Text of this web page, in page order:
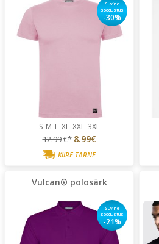
Suvine
soodustus
-30%
S M L XL XXL 3XL
12.99€* 8.99€
KIIRE TARNE
Vulcan® polosärk
Suvine
soodustus
-21%